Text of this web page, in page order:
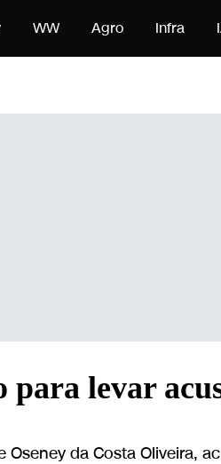
WW Agro Infra
para levar
da Costa Oliveira,